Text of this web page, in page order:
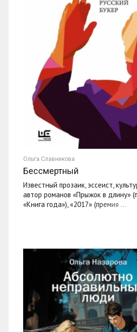
Ольга Славникова
Бессмертный
Известный прозаик, эссеист,
автор романов «Прыжок в длину»
«Книга года»), «2017» (премия ...